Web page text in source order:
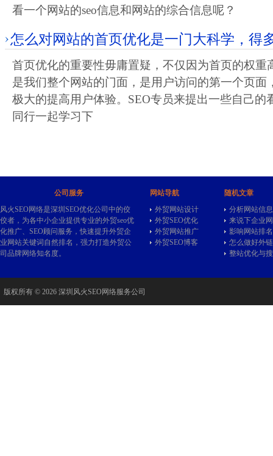
看一个网站的seo信息和网站的综合信息呢？
怎么对网站的首页优化是一门大科学，得
首页优化的重要性毋庸置疑，不仅因为首页的权重
是我们整个网站的门面，是用户访问的第一个页面
极大的提高用户体验。SEO专员来提出一些自己的
同行一起学习下
公司服务
风火SEO网络是深圳SEO优化公司中的佼
佼者，为各中小企业提供专业的外贸seo优
化推广、SEO顾问服务，快速提升外贸企
业网站关键词自然排名，强力打造外贸公
司品牌网络知名度。
网站导航
外贸网站设计
外贸SEO优化
外贸网站推广
外贸SEO博客
随机文章
分析网站信
来说下企业
影响网站排
怎么做好外
整站优化与
版权所有 © 2026 深圳风火SEO网络服务公司